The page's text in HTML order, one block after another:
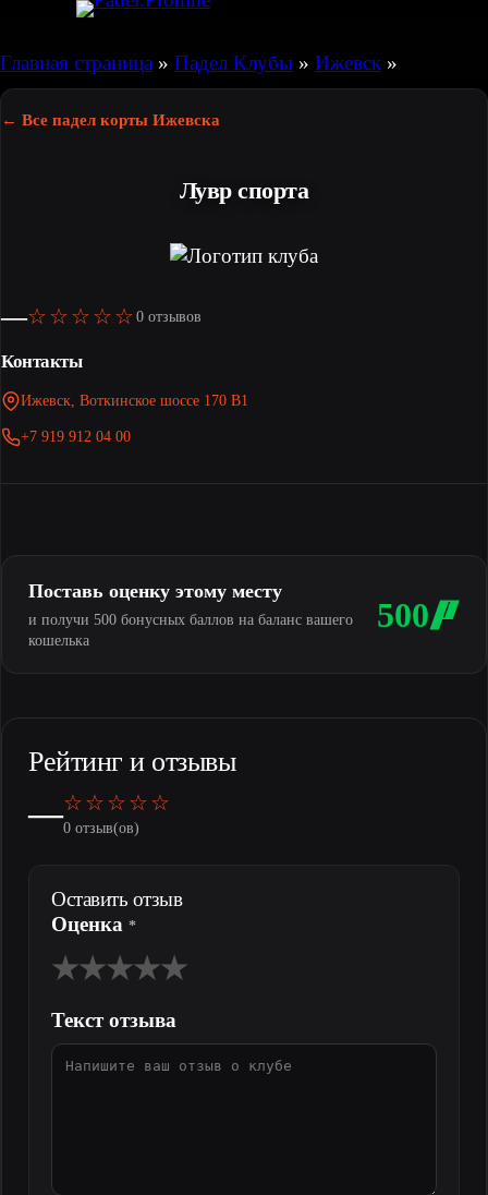
содержимому
Главная страница » Падел Клубы » Ижевск»
← Все падел корты Ижевска
Лувр спорта
—☆☆☆☆☆ 0 отзывов
Контакты
Ижевск, Воткинское шоссе 170 В1
+7 919 912 04 00
Поставь оценку этому месту
и получи 500 бонусных баллов на баланс вашего
кошелька
500
Рейтинг и отзывы
—☆☆☆☆☆
0 отзыв(ов)
Оставить отзыв
Оценка *
★
★
★
★
★
Текст отзыва